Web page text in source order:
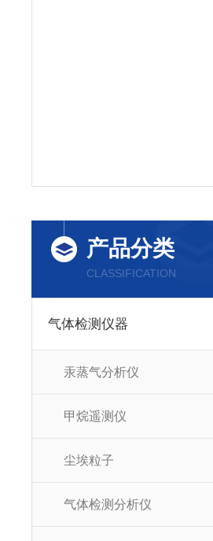
产品分类
CLASSIFICATION
气体检测仪器
汞蒸气分析仪
甲烷遥测仪
尘埃粒子
气体检测分析仪